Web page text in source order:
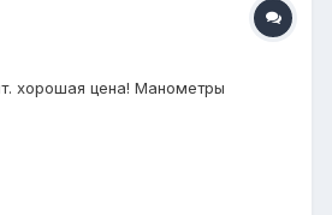
хорошая цена! Манометры